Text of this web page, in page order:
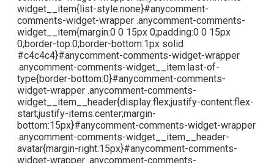
widget__item{list-style:none}#anycomment-
comments-widget-wrapper .anycomment-comments-
widget__item{margin:0 0 15px 0;padding:0 0 15px
0;border-top:0;border-bottom:1px solid
#c4c4c4}#anycomment-comments-widget-wrapper
.anycomment-comments-widget__item:last-of-
type{border-bottom:0}#anycomment-comments-
widget-wrapper .anycomment-comments-
widget__item__header{display:flex;justify-content:flex-
start;justify-items:center;margin-
bottom:15px}#anycomment-comments-widget-wrapper
.anycomment-comments-widget__item__header-
avatar{margin-right:15px}#anycomment-comments-
widget-wrapper .anycomment-comments-